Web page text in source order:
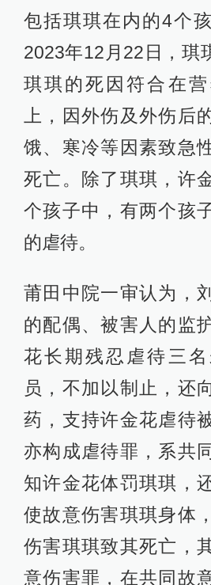
包括琪琪在内的4个
2023年12月22日，琪
琪琪的死因符合在
上，因外伤及外伤后
饿、寒冷等因素致急
死亡。除了琪琪，许
个孩子中，有两个孩
的虐待。
莆田中院一审认为，
的配偶、被害人的监
花长期残忍虐待三
员，不加以制止，还
药，支持许金花虐待
亦构成虐待罪，系共
知许金花体罚琪琪，
使故意伤害琪琪身体
伤害琪琪致其死亡，
意伤害罪，在共同故